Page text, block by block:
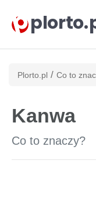
Plorto.pl / Co to
Kanwa
Co to znaczy?